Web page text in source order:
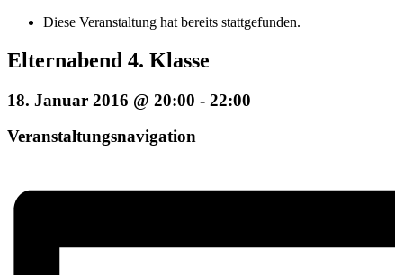
Diese Veranstaltung hat bereits stattgefunden.
Elternabend 4. Klasse
18. Januar 2016 @ 20:00 - 22:00
Veranstaltungsnavigation